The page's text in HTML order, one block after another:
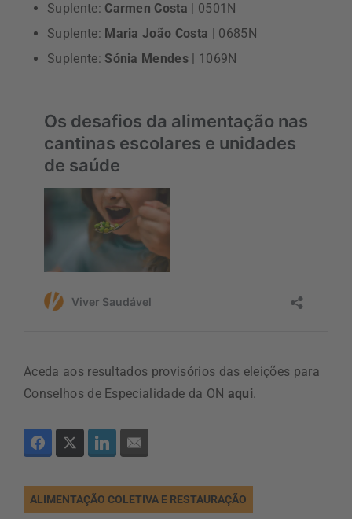
Suplente: Carmen Costa | 0501N
Suplente: Maria João Costa | 0685N
Suplente:Sónia Mendes | 1069N
Aceda aos resultados provisórios das eleições para
Conselhos de Especialidade da ON aqui.
ALIMENTAÇÃO COLETIVA E RESTAURAÇÃO